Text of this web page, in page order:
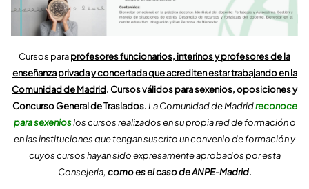
Cursos paraprofesores funcionarios, interinos y profesores de la
enseñanza privada y concertada que acrediten estar trabajando en la
Comunidad de Madrid. Cursos válidos para sexenios, oposiciones y
Concurso General de Traslados.La Comunidad de Madridreconoce
para sexenioslos cursos realizados en su propia red de formación o
en las instituciones que tengan suscrito un convenio de formación y
cuyos cursos hayan sido expresamente aprobados por esta
Consejería, como es el caso de ANPE-Madrid.